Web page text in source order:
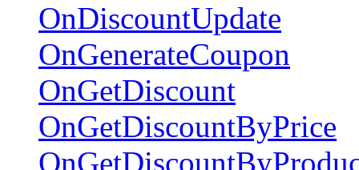
OnDiscountUpdate
OnGenerateCoupon
OnGetDiscount
OnGetDiscountByPrice